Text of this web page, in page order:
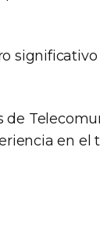
de
en el